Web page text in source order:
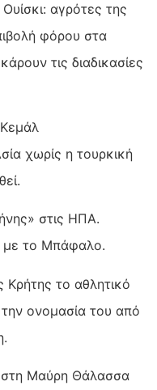
αγρότες της
φόρου στα
τις διαδικασίες
χωρίς η τουρκική
στις ΗΠΑ.
με το Μπάφαλο.
Κρήτης το αθλητικό
ονομασία του από
στη Μαύρη Θάλασσα